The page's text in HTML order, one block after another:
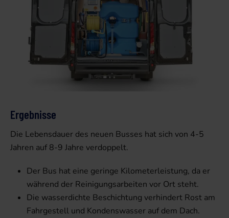
Ergebnisse
Die Lebensdauer des neuen Busses hat sich von 4-5
Jahren auf 8-9 Jahre verdoppelt.
Der Bus hat eine geringe Kilometerleistung, da er
während der Reinigungsarbeiten vor Ort steht.
Die wasserdichte Beschichtung verhindert Rost am
Fahrgestell und Kondenswasser auf dem Dach.